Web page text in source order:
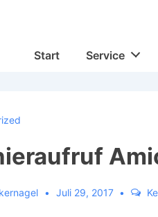
Hauptnavigation
Start Service
Juli 29, 2017